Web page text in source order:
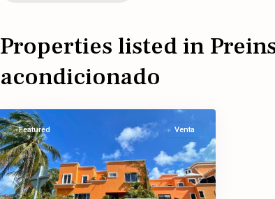
Properties listed in
acondicionado
Benito
Previous Next
Featured Venta